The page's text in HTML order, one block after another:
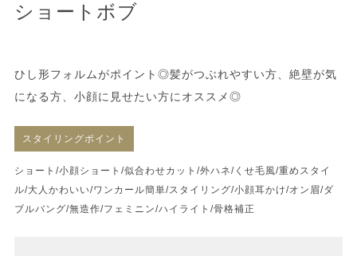
ショートボブ
ひし形フォルムがポイント◎髪がつぶれやすい方、絶壁が気
になる方、小顔に見せたい方にオススメ◎
スタイリングポイント
ショート/小顔ショート/似合わせカット/外ハネ/くせ毛風/重めスタイ
ル/大人かわいい/ワンカール簡単/スタイリング/小顔耳かけ/オン眉/ダ
ブルバング/無造作/フェミニン/ハイライト/骨格補正